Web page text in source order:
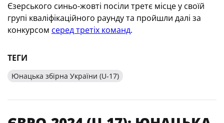
Єзерського синьо-жовті посіли третє місце у своїй
групі кваліфікаційного раунду та пройшли далі за
конкурсом серед третіх команд.
ТЕГИ
Юнацька збірна України (U-17)